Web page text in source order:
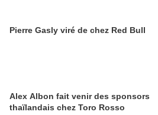
Pierre Gasly viré de chez Red Bull
Alex Albon fait venir des sponsors
thaïlandais chez Toro Rosso